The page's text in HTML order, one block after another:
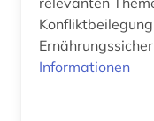
wörterbuch (1)
Informationen